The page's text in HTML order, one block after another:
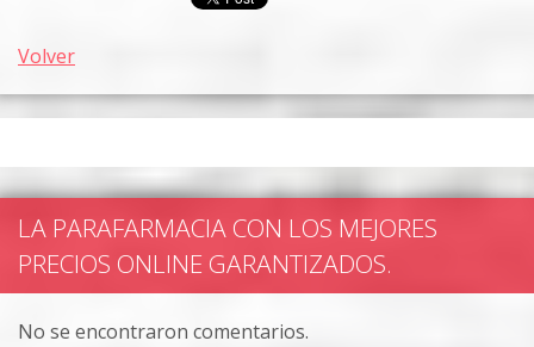
Volver
LA PARAFARMACIA CON LOS MEJORES
PRECIOS ONLINE GARANTIZADOS.
No se encontraron comentarios.